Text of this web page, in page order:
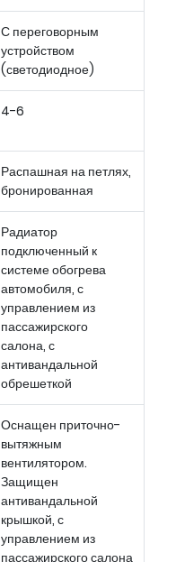
С переговорным
устройством
(светодиодное)
4-6
Распашная на петлях,
бронированная
Радиатор
подключенный к
системе обогрева
автомобиля, с
управлением из
пассажирского
салона, с
антивандальной
обрешеткой
Оснащен приточно-
вытяжным
вентилятором.
Защищен
антивандальной
крышкой, с
управлением из
пассажирского салона